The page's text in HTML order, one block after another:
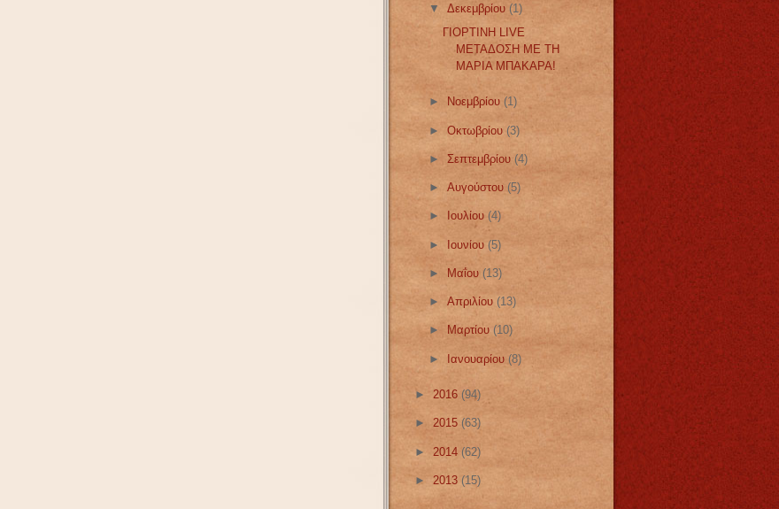
▼ Δεκεμβρίου (1)
ΓΙΟΡΤΙΝΗ LIVE
ΜΕΤΑΔΟΣΗ ΜΕ ΤΗ
ΜΑΡΙΑ ΜΠΑΚΑΡΑ!
► Νοεμβρίου (1)
► Οκτωβρίου (3)
► Σεπτεμβρίου (4)
► Αυγούστου (5)
► Ιουλίου (4)
► Ιουνίου (5)
► Μαΐου (13)
► Απριλίου (13)
► Μαρτίου (10)
► Ιανουαρίου (8)
► 2016 (94)
► 2015 (63)
► 2014 (62)
► 2013 (15)